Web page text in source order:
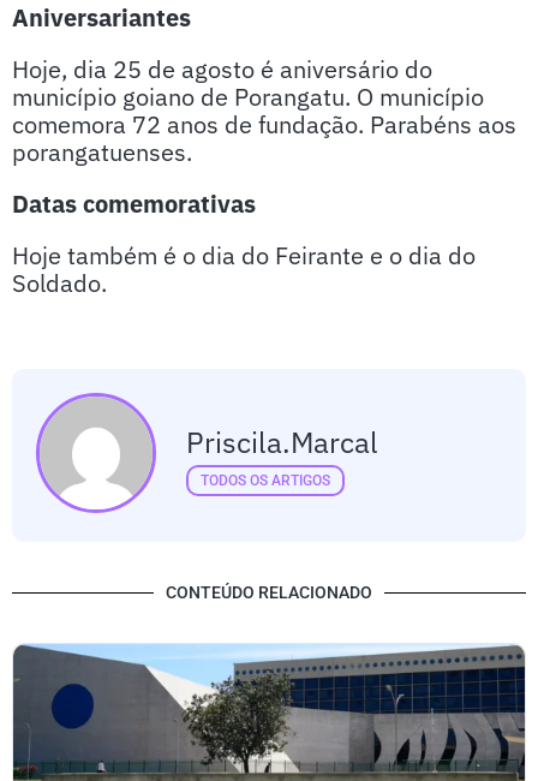
Aniversariantes
Hoje, dia 25 de agosto é aniversário do
município goiano de Porangatu. O município
comemora 72 anos de fundação. Parabéns aos
porangatuenses.
Datas comemorativas
Hoje também é o dia do Feirante e o dia do
Soldado.
Priscila.marcal
TODOS OS ARTIGOS
CONTEÚDO RELACIONADO